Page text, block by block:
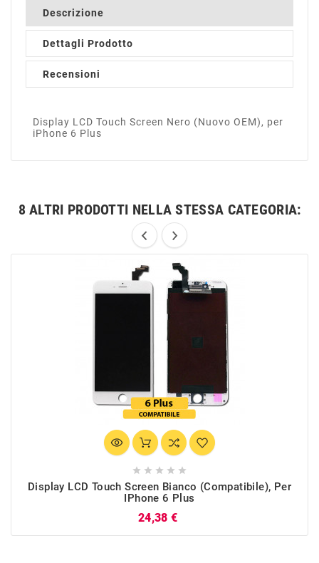
Descrizione
Dettagli Prodotto
Recensioni
Display LCD Touch Screen Nero (Nuovo OEM), per
iPhone 6 Plus
8 ALTRI PRODOTTI NELLA STESSA CATEGORIA:
    
Display LCD Touch Screen Bianco (Compatibile), Per
IPhone 6 Plus
24,38 €